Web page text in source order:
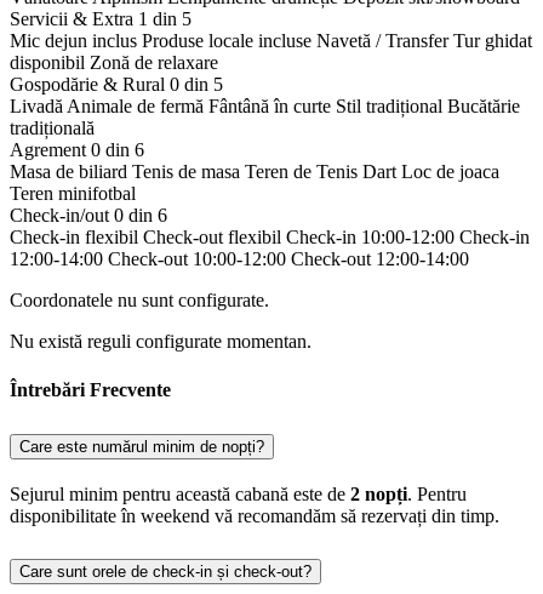
Servicii & Extra 1 din 5
Mic dejun inclus Produse locale incluse Navetă / Transfer Tur ghidat
disponibil Zonă de relaxare
Gospodărie & Rural 0 din 5
Livadă Animale de fermă Fântână în curte Stil tradițional Bucătărie
tradițională
Agrement 0 din 6
Masa de biliard Tenis de masa Teren de Tenis Dart Loc de joaca
Teren minifotbal
Check-in/out 0 din 6
Check-in flexibil Check-out flexibil Check-in 10:00-12:00 Check-in
12:00-14:00 Check-out 10:00-12:00 Check-out 12:00-14:00
Coordonatele nu sunt configurate.
Nu există reguli configurate momentan.
Întrebări Frecvente
Care este numărul minim de nopți?
Sejurul minim pentru această cabană este de 2 nopți. Pentru
disponibilitate în weekend vă recomandăm să rezervați din timp.
Care sunt orele de check-in și check-out?